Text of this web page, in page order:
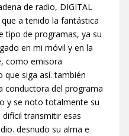
de radio, DIGITAL
que a tenido la fantástica
tipo de programas, ya su
en mi móvil y en la
como emisora
que siga así. también
conductora del programa
y se noto totalmente su
difícil transmitir esas
desnudo su alma e